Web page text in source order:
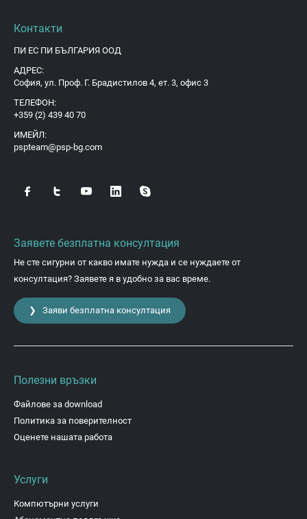
Контакти
ПИ ЕС ПИ БЪЛГАРИЯ ООД
АДРЕС:
София, ул. Проф. Г. Брадистилов 4, ет. 3, офис 3
ТЕЛЕФОН:
+359 (2) 439 40 70
ИМЕЙЛ:
pspteam@psp-bg.com
Заявете безплатна консултация
Не сте сигурни от какво имате нужда и се нуждаете от
консултация? Заявете я в удобно за вас време.
❯ Заяви безплатна консултация
Полезни връзки
Файлове за download
Политика за поверителност
Оценете нашата работа
Услуги
Компютърни услуги